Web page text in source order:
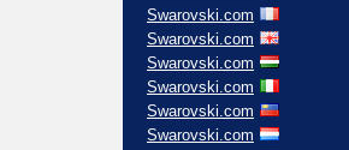
Swarovski.com
Swarovski.com
Swarovski.com
Swarovski.com
Swarovski.com
Swarovski.com